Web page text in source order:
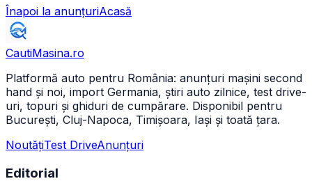
Înapoi la anunțuriAcasă
CautiMasina.ro
Platformă auto pentru România: anunțuri mașini second
hand și noi, import Germania, știri auto zilnice, test drive-
uri, topuri și ghiduri de cumpărare. Disponibil pentru
București, Cluj-Napoca, Timișoara, Iași și toată țara.
NoutățiTest DriveAnunțuri
Editorial